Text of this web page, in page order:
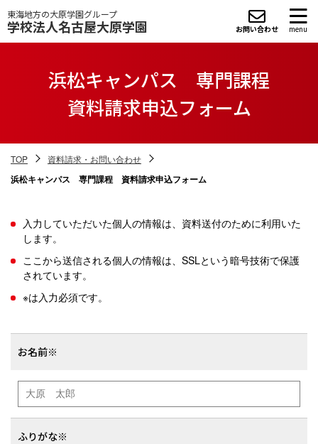
東海地方の大原学園グループ
学校法人名古屋大原学園 お問い合わせ menu
浜松キャンパス 専門課程
資料請求申込フォーム
TOP 資料請求・お問い合わせ
浜松キャンパス 専門課程 資料請求申込フォーム
入力していただいた個人の情報は、資料送付のために利用いた
します。
ここから送信される個人の情報は、SSLという暗号技術で保護
されています。
※は入力必須です。
お名前※
ふりがな※